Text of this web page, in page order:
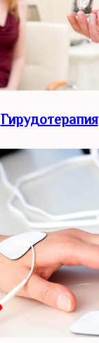
Гирудотерапия